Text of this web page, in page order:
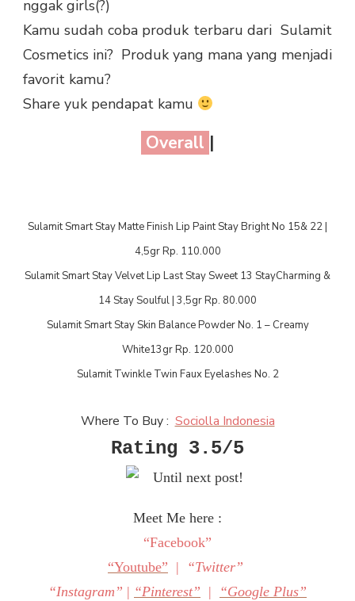
nggak girls(?)
Kamu sudah coba produk terbaru dari Sulamit
Cosmetics ini? Produk yang mana yang menjadi
favorit kamu?
Share yuk pendapat kamu
Overall |
Sulamit Smart Stay Matte Finish Lip Paint Stay Bright No 15& 22 |
4,5gr Rp. 110.000
Sulamit Smart Stay Velvet Lip Last Stay Sweet 13 StayCharming &
14 Stay Soulful | 3,5gr Rp. 80.000
Sulamit Smart Stay Skin Balance Powder No. 1 – Creamy
White13gr Rp. 120.000
Sulamit Twinkle Twin Faux Eyelashes No. 2
Where To Buy : Sociolla Indonesia
Rating 3.5/5
Until next post!
Meet Me here :
“Facebook”
“Youtube” | “Twitter”
“Instagram” | “Pinterest” | “Google Plus”